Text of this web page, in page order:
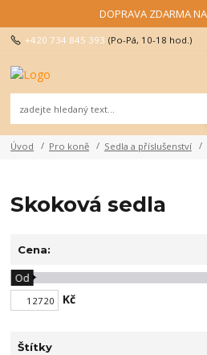
DOPRAVA ZDARMA
+420 734 845 393 (Po-Pá, 10-18 hod.)
Úvod Pro koně Sedla a příslušenství
Skoková sedla
Cena:
Kč
Od
Štítky